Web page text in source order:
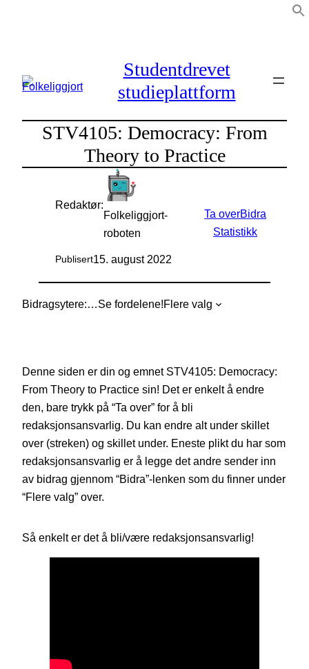
Studentdrevet
studieplattform
STV4105: Democracy: From
Theory to Practice
Redaktør:
Folkeliggjort-
roboten
Publisert15. august 2022
Ta overBidra
Statistikk
Bidragsytere: Se fordelene!Flere valg
Denne siden er din og emnet STV4105: Democracy:
From Theory to Practice sin! Det er enkelt å endre
den, bare trykk på “Ta over” for å bli
redaksjonsansvarlig. Du kan endre alt under skillet
over (streken) og skillet under. Eneste plikt du har som
redaksjonsansvarlig er å legge det andre sender inn
av bidrag gjennom “Bidra”-lenken som du finner under
“Flere valg” over.
Så enkelt er det å bli/være redaksjonsansvarlig!